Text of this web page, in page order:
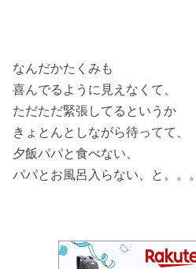
なんだかたくみも
喜んでるように見えなくて、
ただただ緊張してるというか
きょとんとしながら待ってて、
夕飯パパと食べない、
パパとお風呂入らない、と。。。